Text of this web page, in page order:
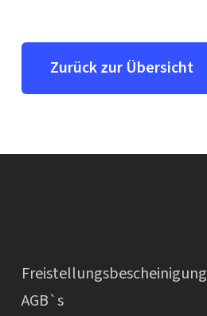
Zurück zur Übersicht
Freistellungsbescheinigung
AGB`s